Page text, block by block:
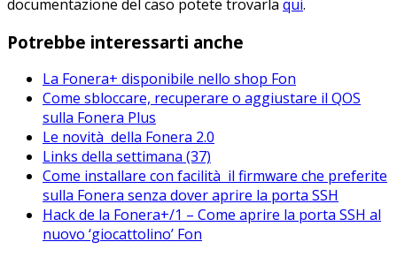
documentazione del caso potete trovarla qui.
Potrebbe interessarti anche
La Fonera+ disponibile nello shop Fon
Come sbloccare, recuperare o aggiustare il QOS
sulla Fonera Plus
Le novità della Fonera 2.0
Links della settimana (37)
Come installare con facilità il firmware che preferite
sulla Fonera senza dover aprire la porta SSH
Hack de la Fonera+/1 – Come aprire la porta SSH al
nuovo ‘giocattolino’ Fon